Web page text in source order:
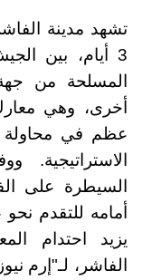
تشهد مدينة
3 أيام، بين
المسلحة من
أخرى، وهي
عظم في محاولة
السيطرة على
أمامه للتقدم
يزيد احتدام
الفاشر، لـ"إرم